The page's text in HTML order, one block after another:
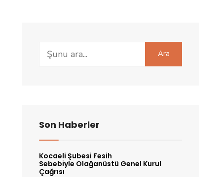
Search
for:
Ara
Son Haberler
Kocaeli Şubesi Fesih
Sebebiyle Olağanüstü Genel Kurul
Çağrısı